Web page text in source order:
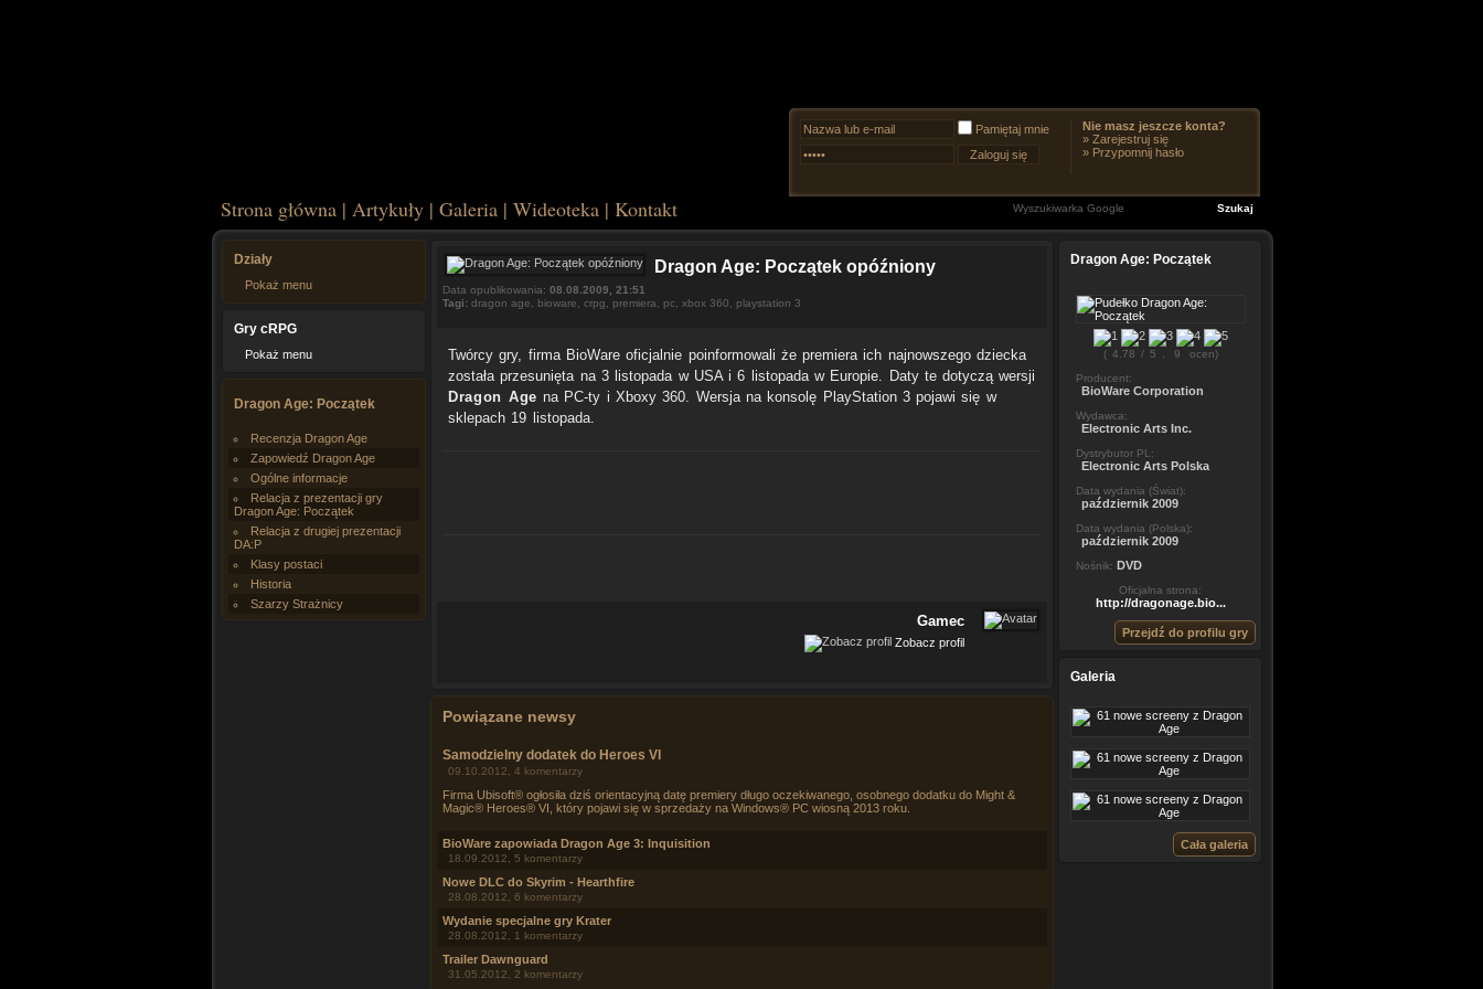
Pamiętaj mnie
Nie masz jeszcze konta?
» Zarejestruj się
» Przypomnij hasło
Strona główna | Artykuły | Galeria | Wideoteka | Kontakt
Działy
Pokaż menu
Gry cRPG
Pokaż menu
Dragon Age: Początek
Recenzja Dragon Age
Zapowiedź Dragon Age
Ogólne informacje
Relacja z prezentacji gry
Dragon Age: Początek
Relacja z drugiej prezentacji
DA:P
Klasy postaci
Historia
Szarzy Strażnicy
Dragon Age: Początek opóźniony
Data opublikowania: 08.08.2009, 21:51
Tagi: dragon age bioware crpg premiera pc xbox 360 playstation 3
Twórcy gry, firma BioWare oficjalnie poinformowali że premiera ich najnowszego dziecka
została przesunięta na 3 listopada w USA i 6 listopada w Europie. Daty te dotyczą wersji
Dragon Age na PC-ty i Xboxy 360. Wersja na konsolę PlayStation 3 pojawi się w
sklepach 19 listopada.
Gamec
Zobacz profil
Powiązane newsy
Samodzielny dodatek do Heroes VI
09.10.2012, 4 komentarzy
Firma Ubisoft® ogłosiła dziś orientacyjną datę premiery długo oczekiwanego, osobnego dodatku do Might &
Magic® Heroes® VI, który pojawi się w sprzedaży na Windows® PC wiosną 2013 roku.
BioWare zapowiada Dragon Age 3: Inquisition
18.09.2012, 5 komentarzy
Nowe DLC do Skyrim - Hearthfire
28.08.2012, 6 komentarzy
Wydanie specjalne gry Krater
28.08.2012, 1 komentarzy
Trailer Dawnguard
31.05.2012, 2 komentarzy
Dragon Age: Początek
( 4.78 / 5 9
ocen)
Producent:
BioWare Corporation
Wydawca:
Electronic Arts Inc.
Dystrybutor PL:
Electronic Arts Polska
Data wydania (Świat):
październik 2009
Data wydania (Polska):
październik 2009
Nośnik: DVD
Oficjalna strona:
http://dragonage.bio...
Przejdź do profilu gry
Galeria
Cała galeria